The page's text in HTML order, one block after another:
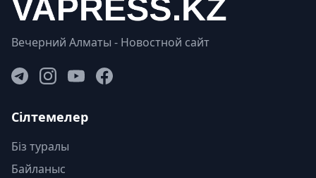
Вечерний Алматы - Новостной сайт
Сілтемелер
Біз туралы
Байланыс